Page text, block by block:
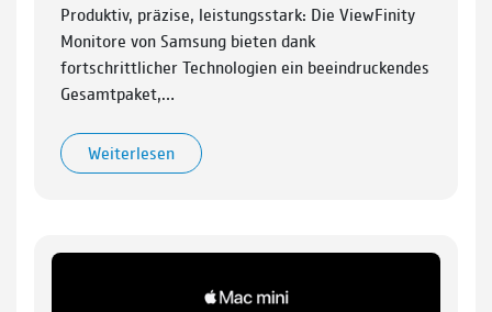
Produktiv, präzise, leistungsstark: Die ViewFinity
Monitore von Samsung bieten dank
fortschrittlicher Technologien ein beeindruckendes
Gesamtpaket,…
Weiterlesen